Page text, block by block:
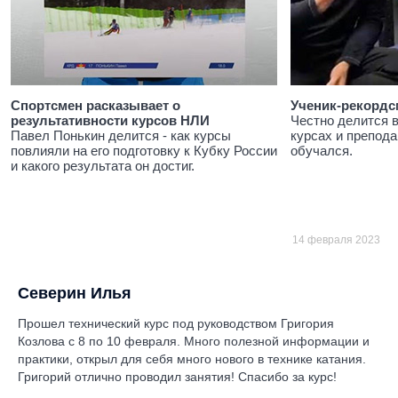
Спортсмен расказывает о
результативности курсов НЛИ
Павел Понькин делится - как курсы
повлияли на его подготовку к Кубку России
и какого результата он достиг.
Ученик-
Честно делится
курсах и
обучался.
14 февраля 2023
Северин Илья
Прошел технический курс под руководством Григория
Козлова с 8 по 10 февраля. Много полезной информации и
практики, открыл для себя много нового в технике катания.
Григорий отлично проводил занятия! Спасибо за курс!